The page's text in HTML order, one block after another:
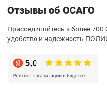
Отзывы об ОСАГО
Присоединяйтесь к более
удобство и надежность